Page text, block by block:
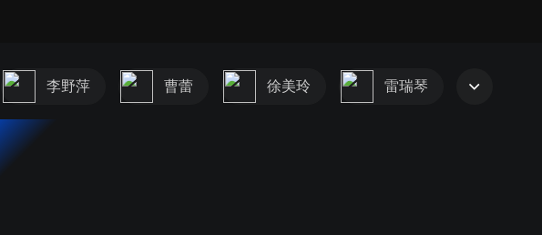
李野萍 曹蕾 徐美玲 雷瑞琴